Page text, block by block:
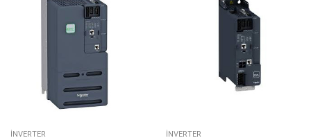
INVERTER INVERTER